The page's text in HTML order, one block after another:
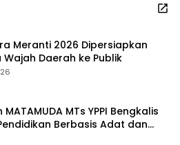
Meranti 2026 Dipersiapkan
Daerah ke Publik
MTs YPPI Bengkalis
Berbasis Adat dan